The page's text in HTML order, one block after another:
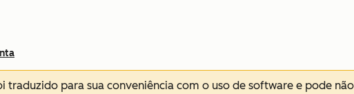
traduzido para sua conveniência com o uso de software e pode